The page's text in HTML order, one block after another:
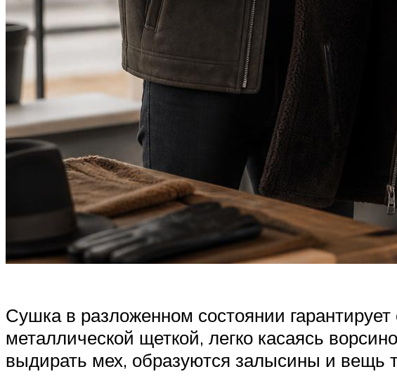
Сушка в разложенном состоянии
металлической щеткой, легко касаясь
выдирать мех, образуются залысины и вещь